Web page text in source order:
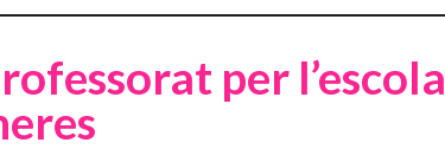
per l’escola